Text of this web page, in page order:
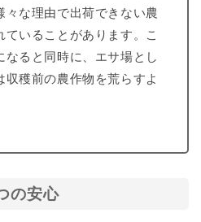
々な理由で出荷できない農
いることがあります。こ
ると同時に、エサ場とし
穫前の農作物を荒らすよ
の安心